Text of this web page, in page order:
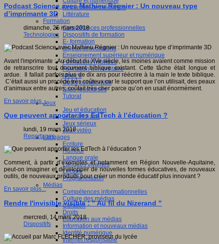
Dispositifs de médiation
Littérature
Formation
Compétences professionnelles
Dispositifs de formation
E- formation
Enjeux et évolutions
Enseignement supérieur et numérique
Formations hybrides
Formation universitaire
Mooc’s
Outils collaboratifs
Sites ressources
Tutorat
Jeux
Jeu et éducation
Jeux 4/12 ans
Jeux sérieux
Jeux vidéo
Langages
Ecriture
Humour
Langue orale
Langues vivantes
Lecture
Programmation
Médias
Compétences informationnelles
Culture des médias
Curation
Droits
Education aux médias
Information et nouveaux médias
Identité numérique
Internet responsable
Podcast Science avec Mathieu Régnier : Un nouveau type
d’imprimante 3D
dimanche, 25 mars 2018
Technologies
Avant l'imprimante : Au début du XVe siècle, les moines avaient comme mission
de retranscrire tout document biblique existant. Cette tâche était longue et
ardue. Il fallait parfois plus de dix ans pour réécrire à la main le texte biblique.
C’était aussi un procédé très coûteux car le support que l’on utilisait, des peaux
d’animaux entre autres, coûtait très cher parce qu’on en usait énormément.
En savoir plus...
Que peuvent apporter les EdTech à l’éducation ?
lundi, 19 mars 2018
Reportages
Comment, à partir d’exemples et notamment en Région Nouvelle-Aquitaine,
peut-on imaginer et développer de nouvelles formes éducatives, de nouveaux
outils, de nouveaux produits pour créer un monde éducatif plus innovant ?
En savoir plus...
Rendre l'invisible visible : " Au fil du Nizerand "
mercredi, 14 mars 2018
Dispositifs